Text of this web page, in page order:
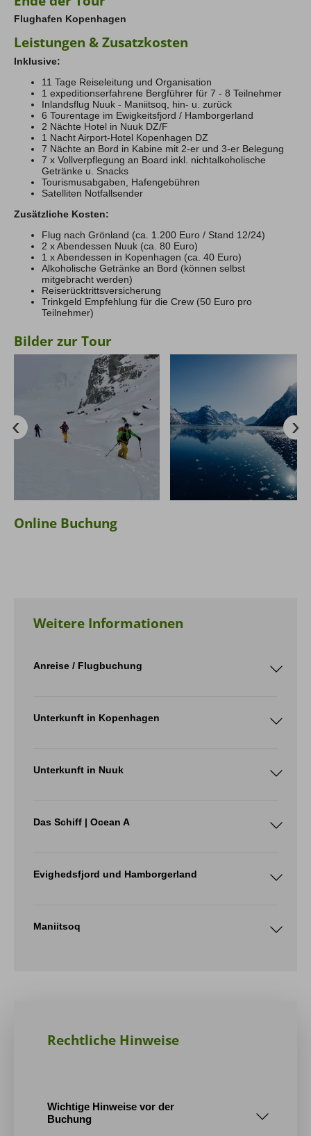
Flughafen Kopenhagen
Leistungen & Zusatzkosten
Inklusive:
11 Tage Reiseleitung und Organisation
1 expeditionserfahrene Bergführer für 7 - 8 Teilnehmer
Inlandsflug Nuuk - Maniitsoq, hin- u. zurück
6 Tourentage im Ewigkeitsfjord / Hamborgerland
2 Nächte Hotel in Nuuk DZ/F
1 Nacht Airport-Hotel Kopenhagen DZ
7 Nächte an Bord in Kabine mit 2-er und 3-er Belegung
7 x Vollverpflegung an Board inkl. nichtalkoholische
Getränke u. Snacks
Tourismusabgaben, Hafengebühren
Satelliten Notfallsender
Zusätzliche Kosten:
Flug nach Grönland (ca. 1.200 Euro / Stand 12/24)
2 x Abendessen Nuuk (ca. 80 Euro)
1 x Abendessen in Kopenhagen (ca. 40 Euro)
Alkoholische Getränke an Bord (können selbst
mitgebracht werden)
Reiserücktrittsversicherung
Trinkgeld Empfehlung für die Crew (50 Euro pro
Teilnehmer)
Bilder zur Tour
Online Buchung
Weitere Informationen
Anreise / Flugbuchung
Unterkunft in Kopenhagen
Unterkunft in Nuuk
Das Schiff | Ocean A
Evighedsfjord und Hamborgerland
„Hamborgerland“
Maniitsoq
Rechtliche Hinweise
Wichtige Hinweise vor der
Buchung